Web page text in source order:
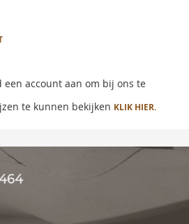
account aan om bij ons te
te kunnen bekijken KLIK HIER.